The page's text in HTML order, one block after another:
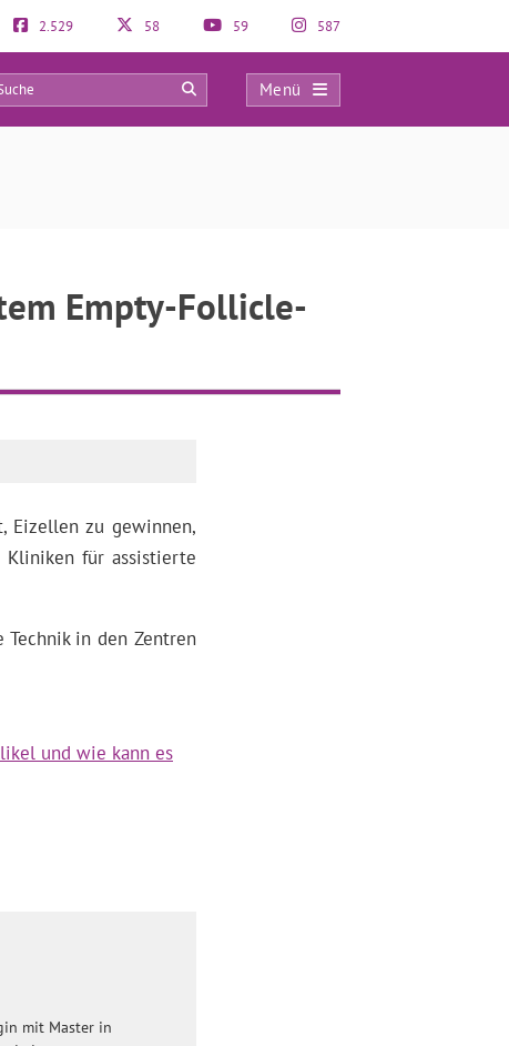
2.529 58 59 587
Menü
0
Empty-Follicle-
Eizellen zu gewinnen,
für assistierte
in den Zentren
und wie kann es
mit Master in